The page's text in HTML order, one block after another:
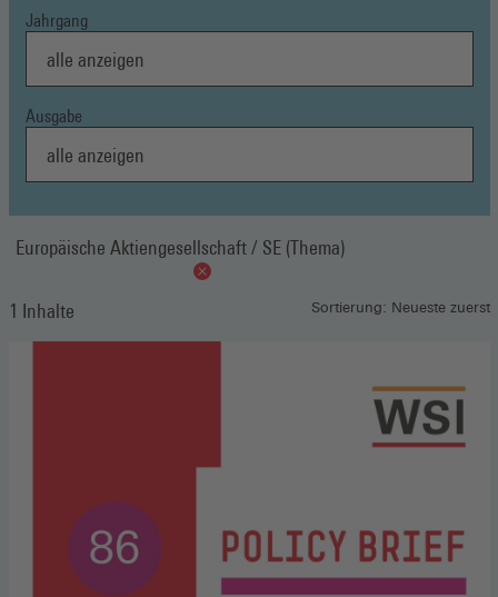
Jahrgang
Ausgabe
Europäische Aktiengesellschaft / SE (Thema)
1 Inhalte Sortierung: Neueste zuerst